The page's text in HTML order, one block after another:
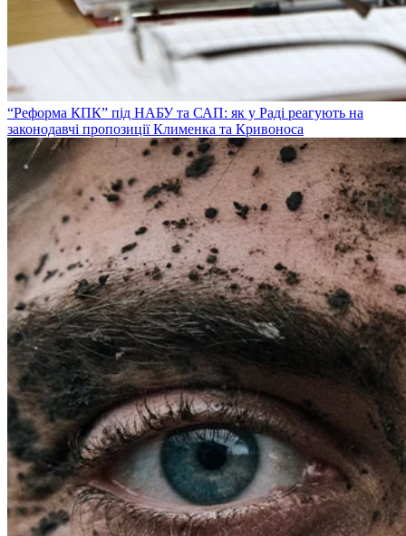
“Реформа КПК” під НАБУ та САП: як у Раді реагують на
законодавчі пропозиції Клименка та Кривоноса